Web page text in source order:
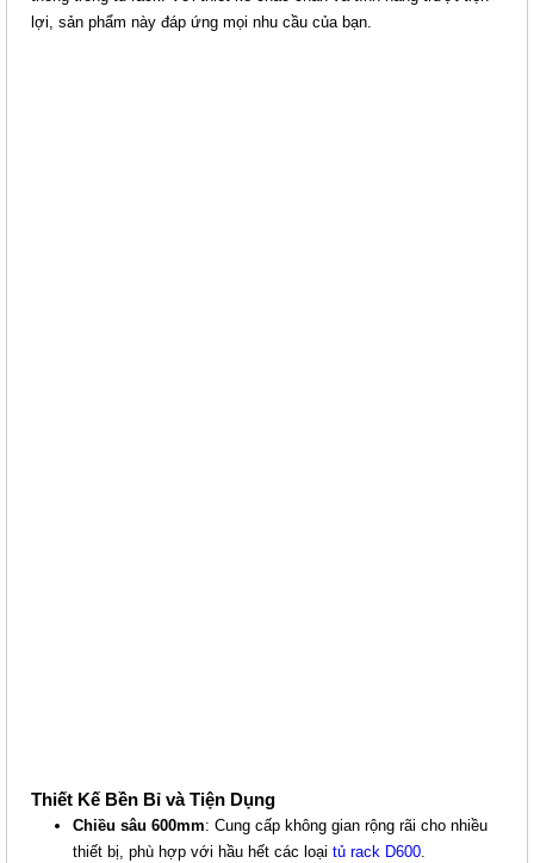
KHAY TRƯỢT HTT RACK PRO
D600
Mã sản phẩm: HTT-ST800
lợi, sản phẩm này đáp ứng mọi nhu cầu của bạn.
Thiết Kế Bền Bỉ và Tiện Dụng
Chiều sâu 600mm: Cung cấp không gian rộng rãi cho nhiều
thiết bị, phù hợp với hầu hết các loại tủ rack D600.